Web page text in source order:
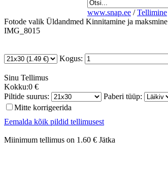
www.snap.ee / Tellimine
Fotode valik Üldandmed Kinnitamine ja maksmine
IMG_8015
Kogus:
Sinu Tellimus
Kokku:0 €
Piltide suurus:
Paberi tüüp:
Mitte korrigeerida
Eemalda kõik pildid tellimusest
Miinimum tellimus on 1.60 € Jätka